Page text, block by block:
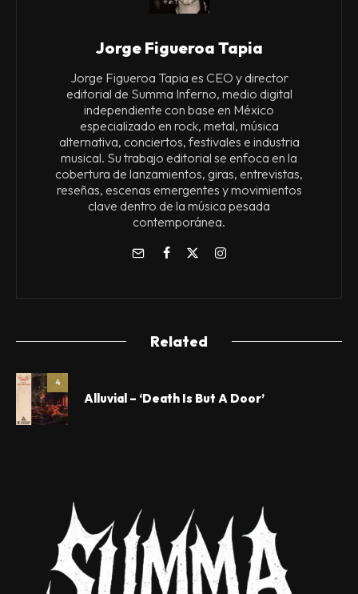
Jorge Figueroa Tapia
Jorge Figueroa Tapia es CEO y director
editorial de Summa Inferno, medio digital
independiente con base en México
especializado en rock, metal, música
alternativa, conciertos, festivales e industria
musical. Su trabajo editorial se enfoca en la
cobertura de lanzamientos, giras, entrevistas,
reseñas, escenas emergentes y movimientos
clave dentro de la música pesada
contemporánea.
Related
4
Alluvial – ‘Death Is But A Door’